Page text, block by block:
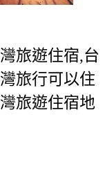
旅遊住宿,台
旅行可以住
旅遊住宿地